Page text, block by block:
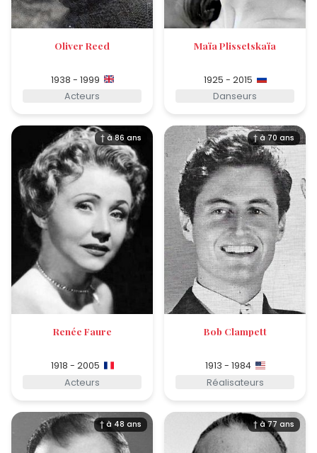
Oliver Reed
1938 - 1999
Acteurs
Maïa Plissetskaïa
1925 - 2015
Danseurs
† à 86 ans
Renée Faure
1918 - 2005
Acteurs
† à 70 ans
Bob Clampett
1913 - 1984
Réalisateurs
† à 48 ans † à 77 ans